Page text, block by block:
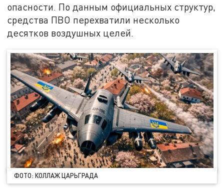
опасности. По данным официальных структур,
средства ПВО перехватили несколько
десятков воздушных целей.
ФОТО: КОЛЛАЖ ЦАРЬГРАДА